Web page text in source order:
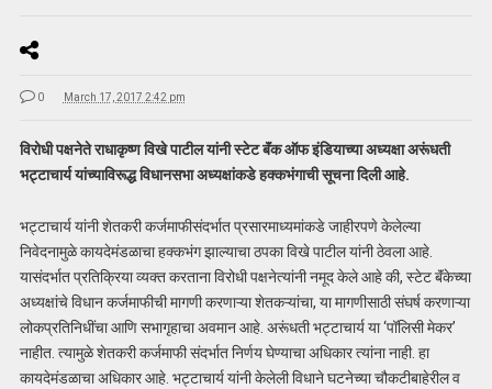
0 March 17, 2017 2:42 pm
विरोधी पक्षनेते राधाकृष्ण विखे पाटील यांनी स्टेट बॅंक ऑफ इंडियाच्या अध्यक्षा अरूंधती
भट्टाचार्य यांच्याविरूद्ध विधानसभा अध्यक्षांकडे हक्कभंगाची सूचना दिली आहे.
भट्टाचार्य यांनी शेतकरी कर्जमाफीसंदर्भात प्रसारमाध्यमांकडे जाहीरपणे केलेल्या
निवेदनामुळे कायदेमंडळाचा हक्कभंग झाल्याचा ठपका विखे पाटील यांनी ठेवला आहे.
यासंदर्भात प्रतिक्रिया व्यक्त करताना विरोधी पक्षनेत्यांनी नमूद केले आहे की, स्टेट बॅंकेच्या
अध्यक्षांचे विधान कर्जमाफीची मागणी करणाऱ्या शेतकऱ्यांचा, या मागणीसाठी संघर्ष करणाऱ्या
लोकप्रतिनिधींचा आणि सभागृहाचा अवमान आहे. अरूंधती भट्टाचार्य या ‘पॉलिसी मेकर’
नाहीत. त्यामुळे शेतकरी कर्जमाफी संदर्भात निर्णय घेण्याचा अधिकार त्यांना नाही. हा
कायदेमंडळाचा अधिकार आहे. भट्टाचार्य यांनी केलेली विधाने घटनेच्या चौकटीबाहेरील व